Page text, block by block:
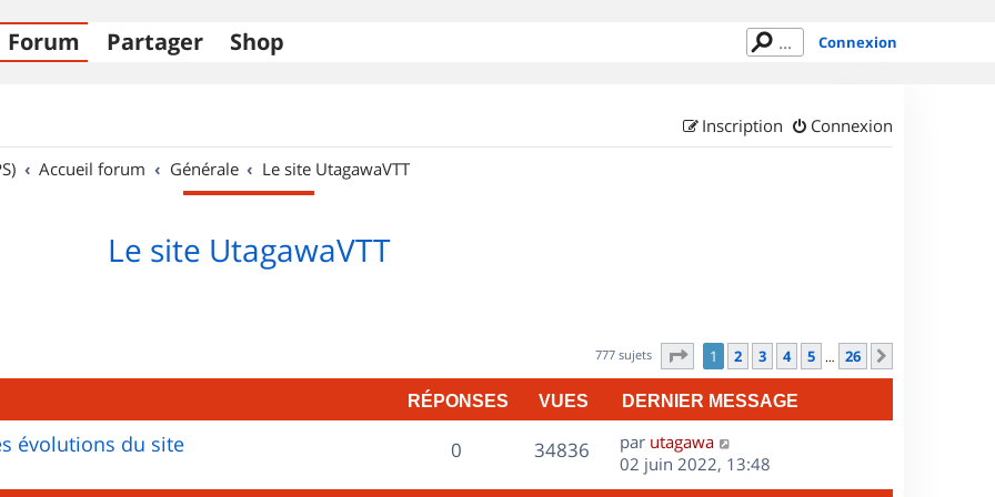
Forum Partager Shop Connexion
Connexion
Inscription
Accueil forum Générale Le site UtagawaVTT
Le site UtagawaVTT
777 sujets Page sur26
1 2 3 4 5 … 26
RÉPONSES VUES DERNIER MESSAGE
évolutions du site 0R
é
34836V
u
D
e
r
par utagawa
02 juin 2022, 13:48